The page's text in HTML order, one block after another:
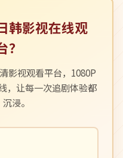
韩影视在线观
影视观看平台，1080P
，让每一次追剧体验都
浸。